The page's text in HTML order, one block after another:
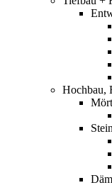
Hochbau,